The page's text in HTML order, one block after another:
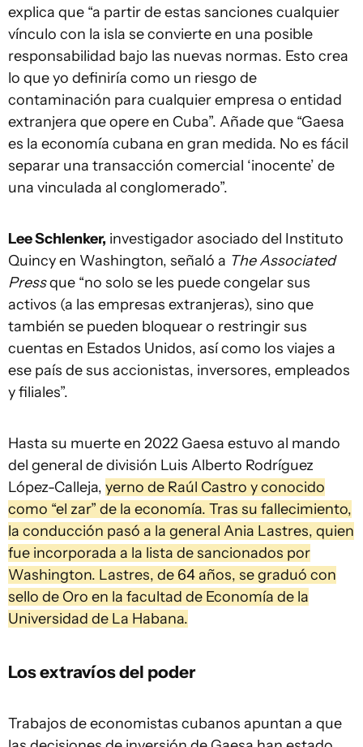
explica que “a partir de estas sanciones cualquier
vínculo con la isla se convierte en una posible
responsabilidad bajo las nuevas normas. Esto crea
lo que yo definiría como un riesgo de
contaminación para cualquier empresa o entidad
extranjera que opere en Cuba”. Añade que “Gaesa
es la economía cubana en gran medida. No es fácil
separar una transacción comercial ‘inocente’ de
una vinculada al conglomerado”.
Lee Schlenker, investigador asociado del Instituto
Quincy en Washington, señaló a The Associated
Pressque “no solo se les puede congelar sus
activos (a las empresas extranjeras), sino que
también se pueden bloquear o restringir sus
cuentas en Estados Unidos, así como los viajes a
ese país de sus accionistas, inversores, empleados
y filiales”.
Hasta su muerte en 2022 Gaesa estuvo al mando
del general de división Luis Alberto Rodríguez
López-Calleja, yerno de Raúl Castro y conocido
como “el zar” de la economía. Tras su fallecimiento,
la conducción pasó a la general Ania Lastres, quien
fue incorporada a la lista de sancionados por
Washington. Lastres, de 64 años, se graduó con
sello de Oro en la facultad de Economía de la
Universidad de La Habana.
Los extravíos del poder
Trabajos de economistas cubanos apuntan a que